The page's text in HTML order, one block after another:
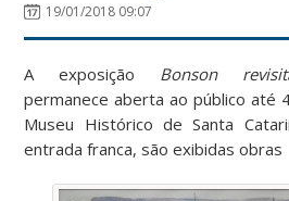
19/01/2018 09:07
A exposição Bonson
permanece aberta ao público até
Museu Histórico de Santa
entrada franca, são exibidas obras